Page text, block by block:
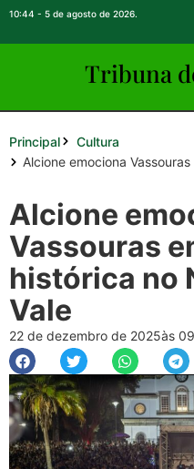
10:44 - 5 de agosto de 2026.
Tribuna
Principal
Cultura
Alcione emociona
Alcione
Vassouras
histórica no
Vale
22 de dezembro de 2025às